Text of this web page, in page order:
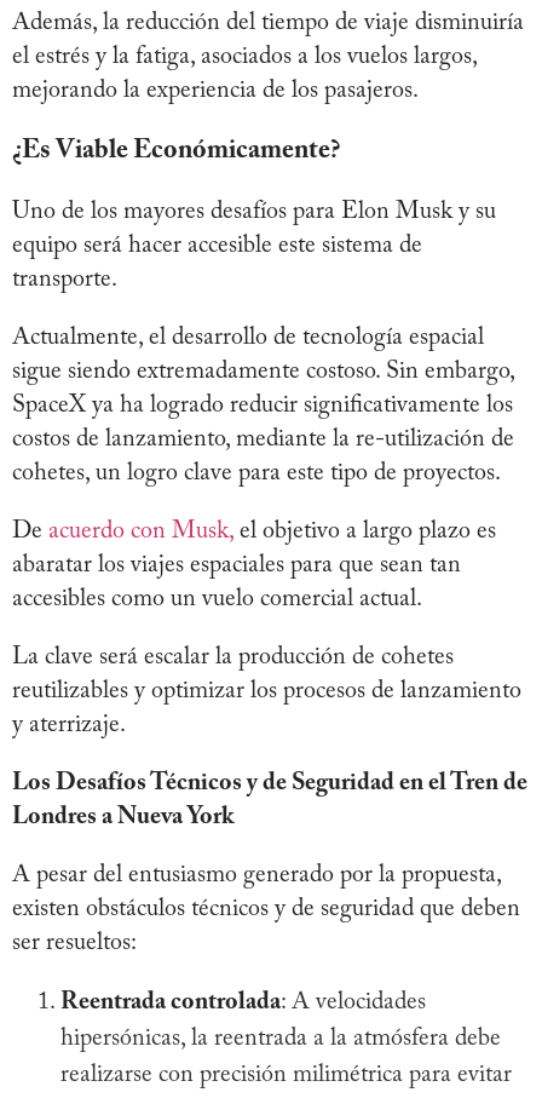
Además, la reducción del tiempo de viaje disminuiría
el estrés y la fatiga, asociados a los vuelos largos,
mejorando la experiencia de los pasajeros.
¿Es Viable Económicamente?
Uno de los mayores desafíos para Elon Musk y su
equipo será hacer accesible este sistema de
transporte.
Actualmente, el desarrollo de tecnología espacial
sigue siendo extremadamente costoso. Sin embargo,
SpaceX ya ha logrado reducir significativamente los
costos de lanzamiento, mediante la re-utilización de
cohetes, un logro clave para este tipo de proyectos.
De acuerdo con Musk, el objetivo a largo plazo es
abaratar los viajes espaciales para que sean tan
accesibles como un vuelo comercial actual.
La clave será escalar la producción de cohetes
reutilizables y optimizar los procesos de lanzamiento
y aterrizaje.
Los Desafíos Técnicos y de Seguridad en el Tren de
Londres a Nueva York
A pesar del entusiasmo generado por la propuesta,
existen obstáculos técnicos y de seguridad que deben
ser resueltos:
Reentrada controlada: A velocidades
hipersónicas, la reentrada a la atmósfera debe
realizarse con precisión milimétrica para evitar